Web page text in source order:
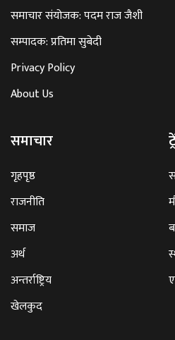
समाचार संयोजक: पदम राज जैशी
सम्पादक: प्रतिमा सुबेदी
Privacy Policy
About Us
समाचार
गृहपृष्ठ
राजनीति
समाज
अर्थ
अन्तर्राष्ट्रिय
खेलकुद